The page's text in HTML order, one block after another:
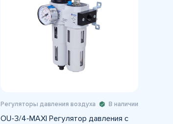
Регуляторы давления воздуха В наличии
OU-3/4-MАXI Регулятор давления с